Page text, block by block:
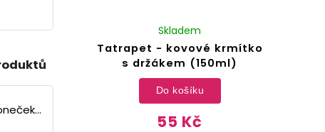
Sada vykrajovátek - zvoneček (3ks)
Tatrapet - kovové krmítko
s držákem (150ml)
Skladem
55 Kč
Do košíku